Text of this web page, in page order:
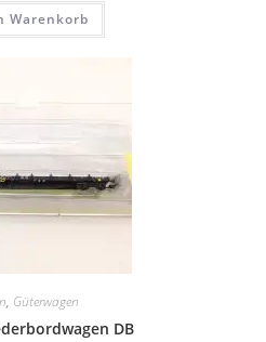
Warenkorb
, Güterwagen
DB